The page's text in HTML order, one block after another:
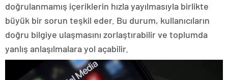
doğrulanmamış içeriklerin hızla yayılmasıyla birlikte
büyük bir sorun teşkil eder. Bu durum, kullanıcıların
doğru bilgiye ulaşmasını zorlaştırabilir ve toplumda
yanlış anlaşılmalara yol açabilir.